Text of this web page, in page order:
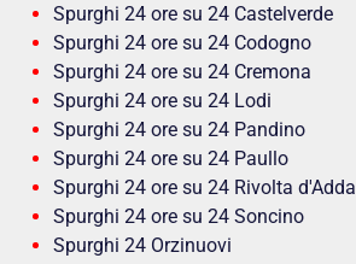
Spurghi 24 ore su 24 Castelverde
Spurghi 24 ore su 24 Codogno
Spurghi 24 ore su 24 Cremona
Spurghi 24 ore su 24 Lodi
Spurghi 24 ore su 24 Pandino
Spurghi 24 ore su 24 Paullo
Spurghi 24 ore su 24 Rivolta d'Adda
Spurghi 24 ore su 24 Soncino
Spurghi 24 Orzinuovi